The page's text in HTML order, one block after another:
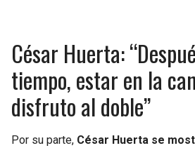
César Huerta:
tiempo, estar en la
disfruto al doble”
Por su parte, César Huerta se